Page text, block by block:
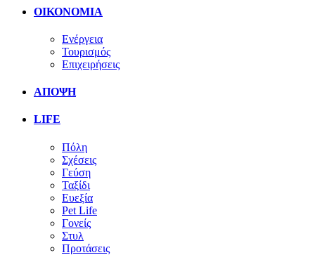
ΟΙΚΟΝΟΜΙΑ
Ενέργεια
Τουρισμός
Επιχειρήσεις
ΑΠΟΨΗ
LIFE
Πόλη
Σχέσεις
Γεύση
Ταξίδι
Ευεξία
Pet Life
Γονείς
Στυλ
Προτάσεις